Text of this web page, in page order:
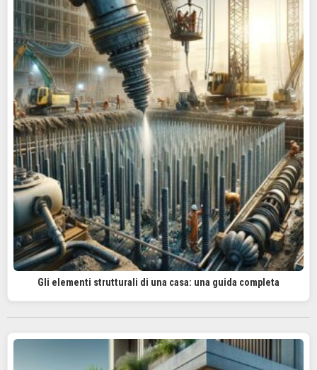
Gli elementi strutturali di una casa: una guida completa